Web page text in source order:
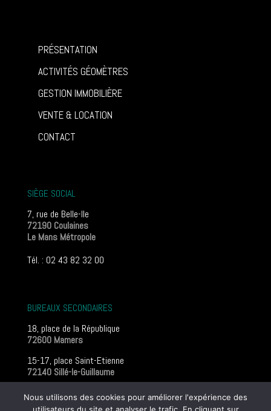
PRÉSENTATION
ACTIVITÉS GÉOMÈTRES
GESTION IMMOBILIÈRE
VENTE & LOCATION
CONTACT
SIÈGE SOCIAL
7, rue de Belle-Ile
72190 Coulaines
Le Mans Métropole
Tél. : 02 43 82 32 00
BUREAUX SECONDAIRES
18, place de la République
72600 Mamers
15-17, place Saint-Etienne
72140 Sillé-le-Guillaume
Mentions légales
Nous utilisons des cookies pour améliorer l'expérience des